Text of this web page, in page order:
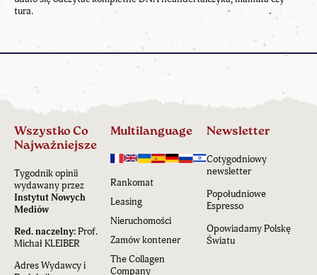
tura.
Wszystko Co
Najważniejsze
Tygodnik opinii
wydawany przez
Instytut Nowych
Mediów
Red. naczelny:Prof.
Michał KLEIBER
Adres Wydawcy i
Multilanguage
Rankomat
Leasing
Nieruchomości
Zamów kontener
The Collagen
Company
Newsletter
Cotygodniowy
newsletter
Popołudniowe
Espresso
Opowiadamy Polskę
Światu